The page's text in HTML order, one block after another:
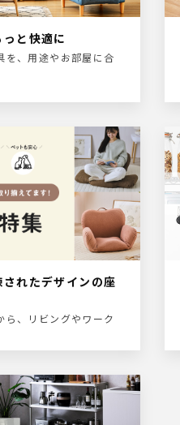
と快適に
を、用途やお部屋に合
れたデザインの座
ら、リビングやワーク